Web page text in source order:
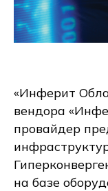
«Инферит
вендора
провайдер
на базе